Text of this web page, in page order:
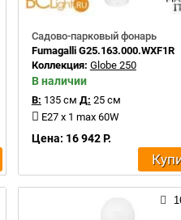
Садово-парковый фонарь
Fumagalli G25.163.000.WXF1R
Коллекция: Globe 250
В наличии
В: 135 см Д: 25 см
E27 x 1 max 60W
Цена: 16 942 Р.